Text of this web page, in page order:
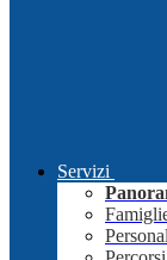
Servizi